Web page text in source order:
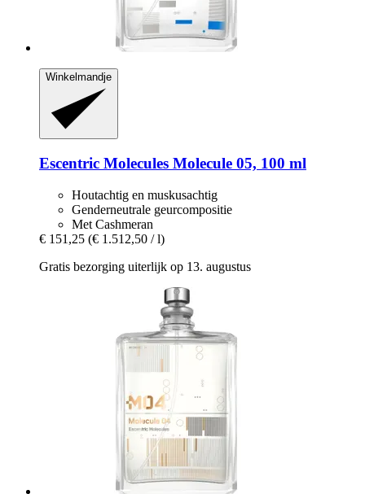
Winkelmandje
Escentric Molecules Molecule 05, 100 ml
Houtachtig en muskusachtig
Genderneutrale geurcompositie
Met Cashmeran
€ 151,25 (€ 1.512,50 / l)
Gratis bezorging uiterlijk op 13. augustus